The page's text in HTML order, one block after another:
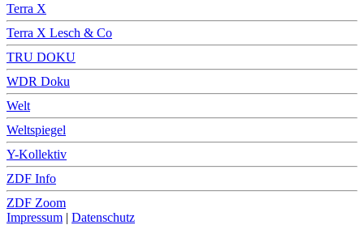
Terra X
Terra X Lesch & Co
TRU DOKU
WDR Doku
Welt
Weltspiegel
Y-Kollektiv
ZDF Info
ZDF Zoom
Impressum | Datenschutz